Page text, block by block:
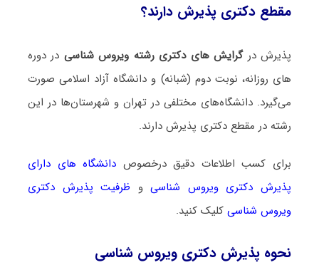
مقطع دکتری پذیرش دارند؟
پذیرش درگرایش های دکتری رشته وﻳﺮوس ﺷﻨﺎسی در دوره
های روزانه، نوبت دوم (شبانه) و دانشگاه آزاد اسلامی صورت
می‌گیرد. دانشگاه‌های مختلفی در تهران و شهرستان‌ها در این
رشته در مقطع دکتری پذیرش دارند.
برای کسب اطلاعات دقیق درخصوص دانشگاه های دارای
پذیرش دکتری وﻳﺮوس ﺷﻨﺎسیو ظرفیت پذیرش دکتری
وﻳﺮوس ﺷﻨﺎسیکلیک کنید.
نحوه پذیرش دکتری وﻳﺮوس ﺷﻨﺎسی